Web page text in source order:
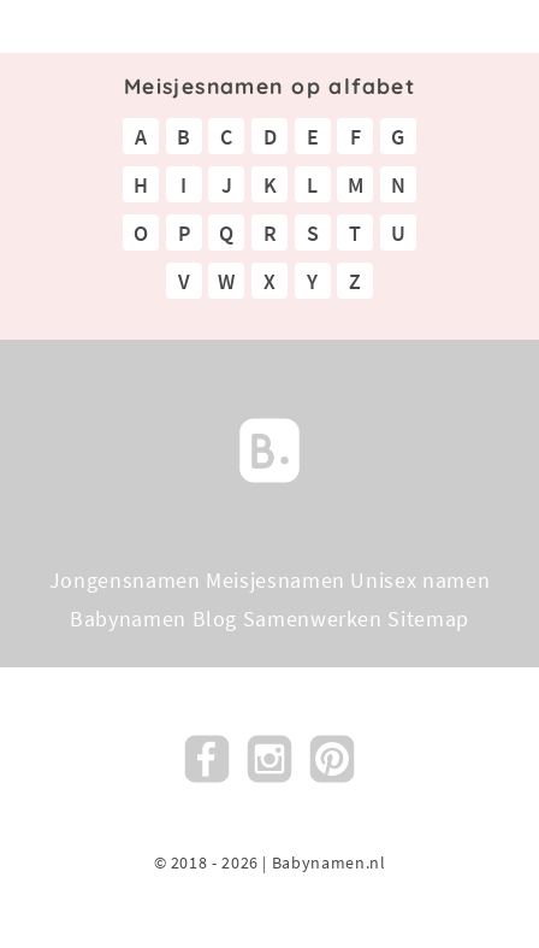
Meisjesnamen op alfabet
A B C D E F
G
H
I J K L M
N
O
P Q R S T
U
V
W X Y Z
Jongensnamen Meisjesnamen Unisex namen
Babynamen Blog Samenwerken Sitemap
© 2018 - 2026 | Babynamen.nl